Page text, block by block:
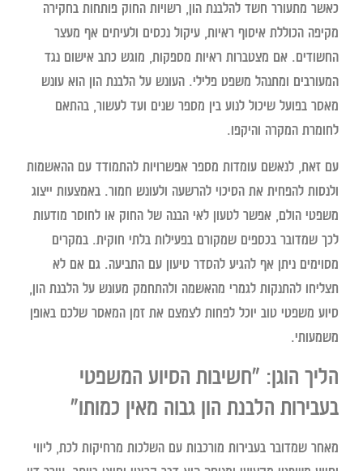
כאשר מתעורר חשד להלבנת הון, רשויות החוק פותחות בחקירה
מקיפה הכוללת איסוף ראיות, עיקול נכסים ולעיתים אף מעצר
החשודים. אם מצטברות ראיות מספקות, מוגש כתב אישום נגד
המעורבים ומתנהל משפט פלילי. העונש על הלבנת הון הוא עונש
מאסר בפועל שיכול לנוע בין מספר שנים ועד לעשור, בהתאם
לחומרת המקרה והיקפו.
עם זאת, לנאשם עומדות מספר אפשרויות להתמודד עם ההאשמות
ולנסות להפחית את הסיכוי להרשעה ולעונש חמור. באמצעות ייצוג
משפטי הולם, אפשר לטעון לאי הבנה של החוק או לחוסר מודעות
לכך שמדובר בכספים שמקורם בפעילות בלתי חוקית. במקרים
מסוימים ניתן אף להגיע להסדר טיעון עם התביעה. גם אם לא
תצליחו להתנקות לגמרי מהאשמה ולהתחמק מעונש על הלבנת הון,
סיוע משפטי טוב יוכל לפחות לצמצם את זמן המאסר שלכם באופן
משמעותי.
הליך הוגן: "חשיבות הסיוע המשפטי
בעבירות הלבנת הון גבוה מאין כמותו"
מאחר שמדובר בעבירות מורכבות עם השלכות מרחיקות לכת, ליווי